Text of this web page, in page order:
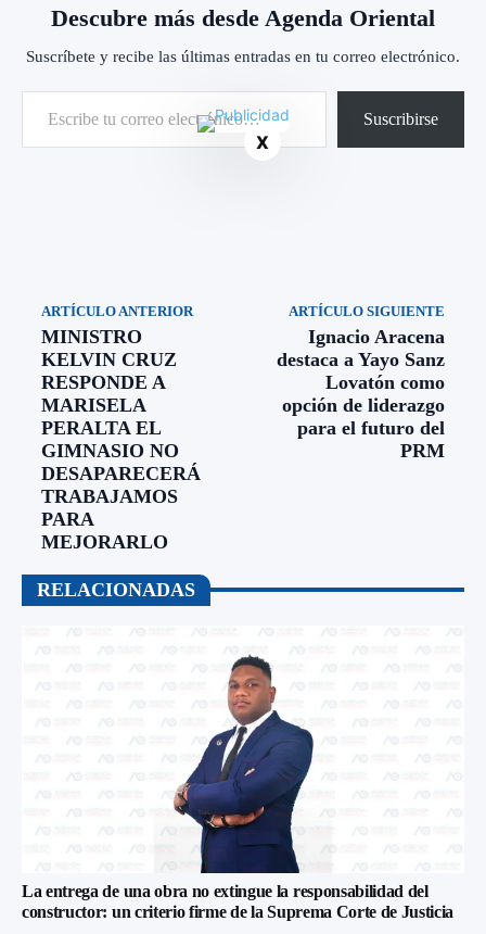
Descubre más desde Agenda Oriental
Suscríbete y recibe las últimas entradas en tu correo electrónico.
Escribe tu correo electrónico…
Suscribirse
ARTÍCULO ANTERIOR
MINISTRO
KELVIN CRUZ
RESPONDE A
MARISELA
PERALTA EL
GIMNASIO NO
DESAPARECERÁ
TRABAJAMOS
PARA
MEJORARLO
ARTÍCULO SIGUIENTE
Ignacio Aracena
destaca a Yayo Sanz
Lovatón como
opción de liderazgo
para el futuro del
PRM
RELACIONADAS
La entrega de una obra no extingue la responsabilidad del
constructor: un criterio firme de la Suprema Corte de Justicia
X